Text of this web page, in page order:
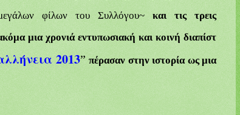
φίλων του Συλλόγου~και τις τρεις
μια χρονιά εντυπωσιακή και κοινή διαπίστ
2013”πέρασαν στην ιστορία ως μια